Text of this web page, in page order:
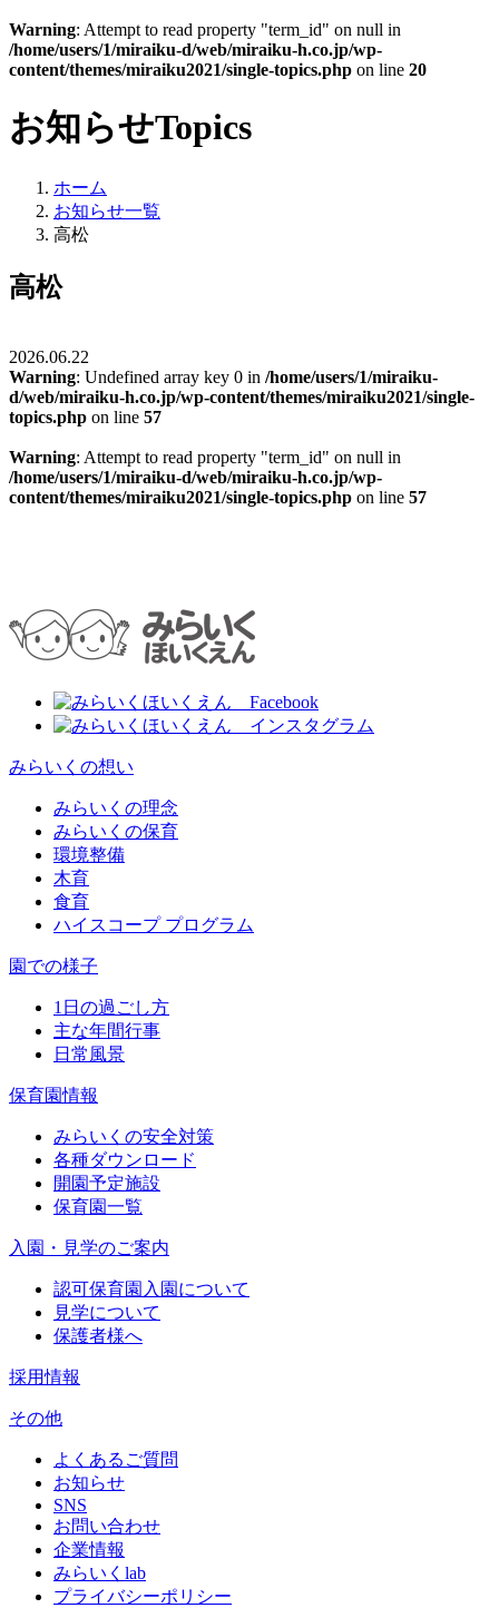
Warning: Attempt to read property "term_id" on null in
/home/users/1/miraiku-d/web/miraiku-h.co.jp/wp-
content/themes/miraiku2021/single-topics.php on line 20
お知らせTopics
ホーム
お知らせ一覧
高松
高松
2026.06.22
Warning: Undefined array key 0 in /home/users/1/miraiku-
d/web/miraiku-h.co.jp/wp-content/themes/miraiku2021/single-
topics.php on line 57
Warning: Attempt to read property "term_id" on null in
/home/users/1/miraiku-d/web/miraiku-h.co.jp/wp-
content/themes/miraiku2021/single-topics.php on line 57
みらいくの想い
みらいくの理念
みらいくの保育
環境整備
木育
食育
ハイスコープ プログラム
園での様子
1日の過ごし方
主な年間行事
日常風景
保育園情報
みらいくの安全対策
各種ダウンロード
開園予定施設
保育園一覧
入園・見学のご案内
認可保育園入園について
見学について
保護者様へ
採用情報
その他
よくあるご質問
お知らせ
SNS
お問い合わせ
企業情報
みらいくlab
プライバシーポリシー